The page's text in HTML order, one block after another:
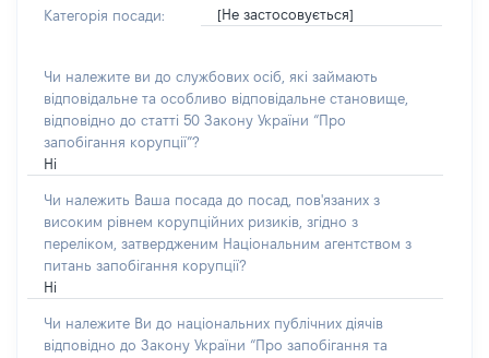
Категорія посади: [Не застосовується]
Чи належите ви до службових осіб, які займають
відповідальне та особливо відповідальне становище,
відповідно до статті 50 Закону України “Про
запобігання корупції”?
Ні
Чи належить Ваша посада до посад, пов'язаних з
високим рівнем корупційних ризиків, згідно з
переліком, затвердженим Національним агентством з
питань запобігання корупції?
Ні
Чи належите Ви до національних публічних діячів
відповідно до Закону України “Про запобігання та